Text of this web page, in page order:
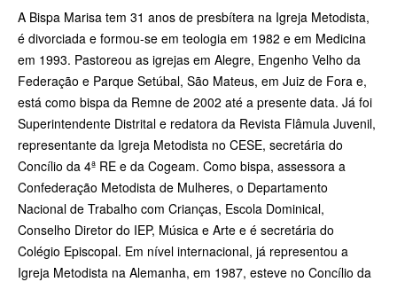
A Bispa Marisa tem 31 anos de presbítera na Igreja Metodista,
é divorciada e formou-­se em teologia em 1982 e em Medicina
em 1993. Pastoreou as igrejas em Alegre, Engenho Velho da
Federação e Parque Setúbal, São Mateus, em Juiz de Fora e,
está como bispa da Remne de 2002 até a presente data. Já foi
Superintendente Distrital e redatora da Revista Flâmula Juvenil,
representante da Igreja Metodista no CESE, secretária do
Concílio da 4ª RE e da Cogeam. Como bispa, assessora a
Confederação Metodista de Mulheres, o Departamento
Nacional de Trabalho com Crianças, Escola Dominical,
Conselho Diretor do IEP, Música e Arte e é secretária do
Colégio Episcopal. Em nível internacional, já representou a
Igreja Metodista na Alemanha, em 1987, esteve no Concílio da